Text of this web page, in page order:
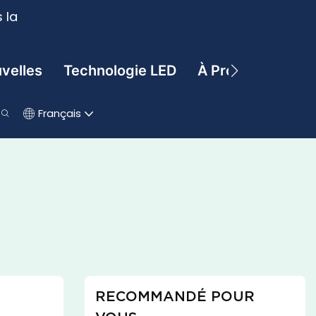
la
Technologie LED À Propos De
Français
RECOMMANDÉ POUR